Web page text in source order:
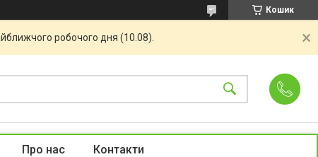
Кошик
робочого дня (10.08).
Про нас Контакти